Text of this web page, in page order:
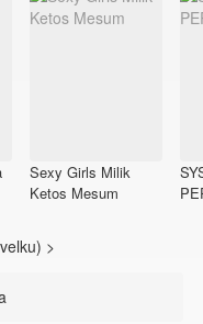
Sexy Girls Milik
Ketos Mesum
>